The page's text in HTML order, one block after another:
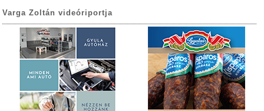
Varga Zoltán videóriportja